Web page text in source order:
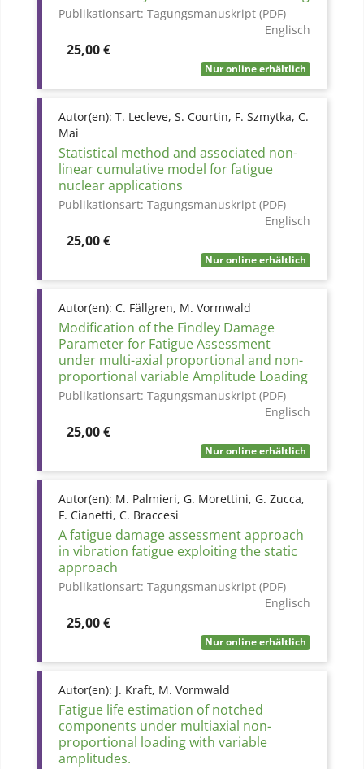
Publikationsart: Tagungsmanuskript (PDF)
Englisch
Preis
25,00 €
Nur online erhältlich
Autor(en): T. Lecleve, S. Courtin, F. Szmytka, C.
Mai
Statistical method and associated non-
linear cumulative model for fatigue
nuclear applications
Publikationsart: Tagungsmanuskript (PDF)
Englisch
Preis
25,00 €
Nur online erhältlich
Autor(en): C. Fällgren, M. Vormwald
Modification of the Findley Damage
Parameter for Fatigue Assessment
under multi-axial proportional and non-
proportional variable Amplitude Loading
Publikationsart: Tagungsmanuskript (PDF)
Englisch
Preis
25,00 €
Nur online erhältlich
Autor(en): M. Palmieri, G. Morettini, G. Zucca,
F. Cianetti, C. Braccesi
A fatigue damage assessment approach
in vibration fatigue exploiting the static
approach
Publikationsart: Tagungsmanuskript (PDF)
Englisch
Preis
25,00 €
Nur online erhältlich
Autor(en): J. Kraft, M. Vormwald
Fatigue life estimation of notched
components under multiaxial non-
proportional loading with variable
amplitudes.